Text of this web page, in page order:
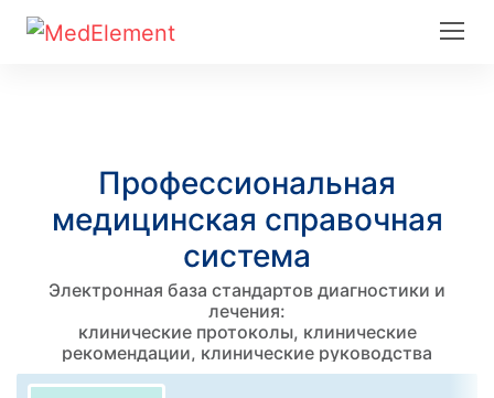
Профессиональная
медицинская справочная
система
Электронная база стандартов диагностики и
лечения:
клинические протоколы, клинические
рекомендации, клинические руководства